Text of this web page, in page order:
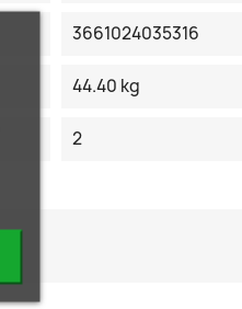
3661024035316
44.40 kg
2